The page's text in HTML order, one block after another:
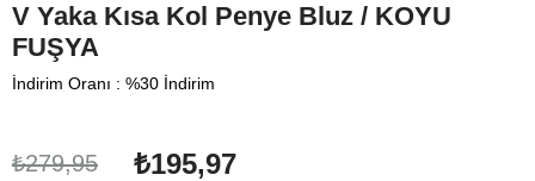
V Yaka Kısa Kol Penye Bluz / KOYU
FUŞYA
İndirim Oranı : %30 İndirim
₺279,95 ₺195,97